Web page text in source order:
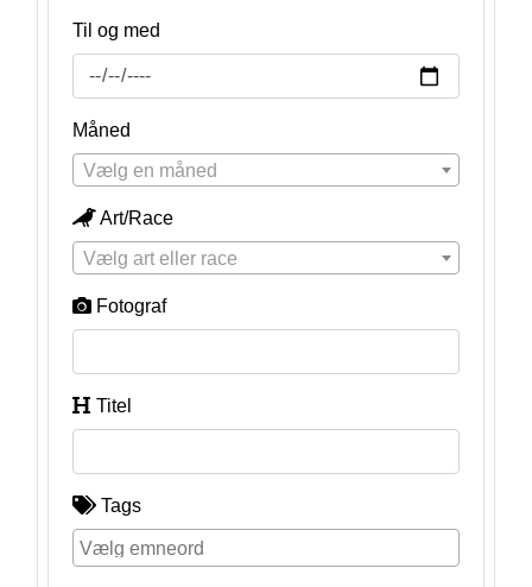
Til og med
Måned
Vælg en måned
Art/Race
Vælg art eller race
Fotograf
Titel
Tags